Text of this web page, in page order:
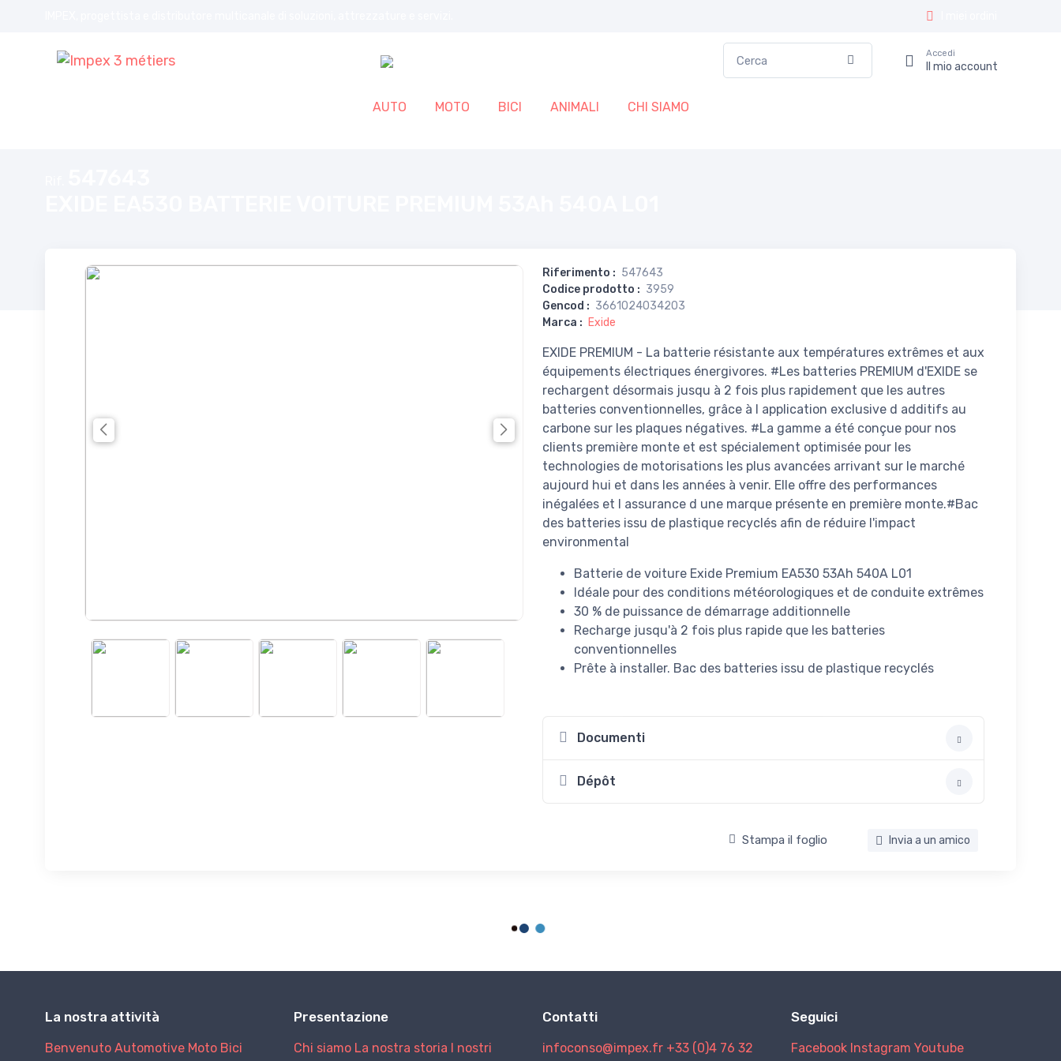
Conferma Accedi
Il mio account
AUTO MOTO BICI ANIMALI CHI SIAMO
Riferimento : 547643
Codice prodotto : 3959
Gencod : 3661024034203
Marca : Exide
EXIDE PREMIUM - La batterie résistante aux températures extrêmes et aux
équipements électriques énergivores. #Les batteries PREMIUM d'EXIDE se
rechargent désormais jusqu à 2 fois plus rapidement que les autres
batteries conventionnelles, grâce à l application exclusive d additifs au
carbone sur les plaques négatives. #La gamme a été conçue pour nos
clients première monte et est spécialement optimisée pour les
technologies de motorisations les plus avancées arrivant sur le marché
aujourd hui et dans les années à venir. Elle offre des performances
inégalées et l assurance d une marque présente en première monte.#Bac
des batteries issu de plastique recyclés afin de réduire l'impact
environmental
Batterie de voiture Exide Premium EA530 53Ah 540A L01
Idéale pour des conditions météorologiques et de conduite extrêmes
30 % de puissance de démarrage additionnelle
Recharge jusqu'à 2 fois plus rapide que les batteries
conventionnelles
Prête à installer. Bac des batteries issu de plastique recyclés
Documenti
Dépôt
Stampa il foglio Invia a un amico
La nostra attività
Benvenuto Automotive Moto Bici
Presentazione
Chi siamo La nostra storia I nostri
Contatti
infoconso@impex.fr +33 (0)4 76 32
Seguici
Facebook Instagram Youtube